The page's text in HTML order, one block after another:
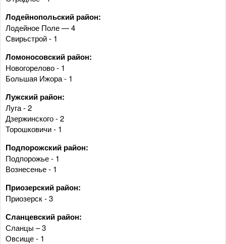
Лодейнопольский район:
Лодейное Поле — 4
Свирьстрой - 1
Ломоносовский район:
Новогорелово - 1
Большая Ижора - 1
Лужский район:
Луга - 2
Дзержинского - 2
Торошковичи - 1
Подпорожский район:
Подпорожье - 1
Вознесенье - 1
Приозерский район:
Приозерск - 3
Сланцевский район:
Сланцы – 3
Овсище - 1